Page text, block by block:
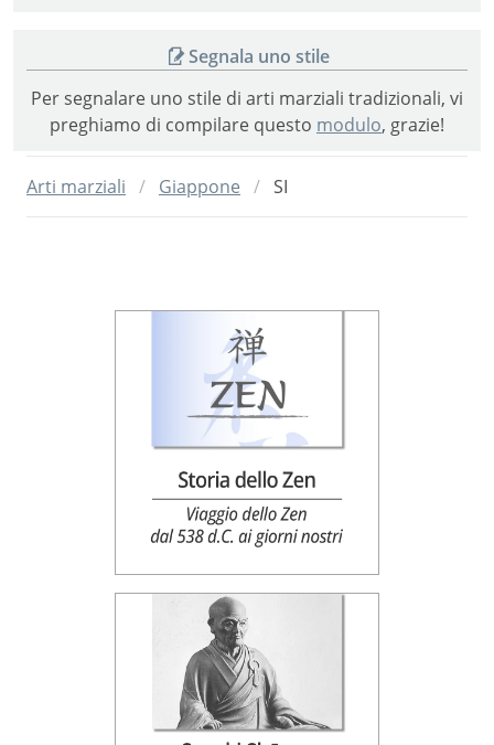
Segnala uno stile
Per segnalare uno stile di arti marziali tradizionali, vi
preghiamo di compilare questo modulo, grazie!
Arti marziali Giappone SI